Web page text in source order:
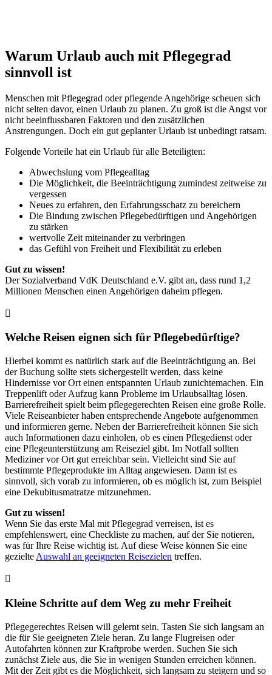
Warum Urlaub auch mit Pflegegrad
sinnvoll ist
Menschen mit Pflegegrad oder pflegende Angehörige scheuen sich
nicht selten davor, einen Urlaub zu planen. Zu groß ist die Angst vor
nicht beeinflussbaren Faktoren und den zusätzlichen
Anstrengungen. Doch ein gut geplanter Urlaub ist unbedingt ratsam.
Folgende Vorteile hat ein Urlaub für alle Beteiligten:
Abwechslung vom Pflegealltag
Die Möglichkeit, die Beeinträchtigung zumindest zeitweise zu
vergessen
Neues zu erfahren, den Erfahrungsschatz zu bereichern
Die Bindung zwischen Pflegebedürftigen und Angehörigen
zu stärken
wertvolle Zeit miteinander zu verbringen
das Gefühl von Freiheit und Flexibilität zu erleben
Gut zu wissen!
Der Sozialverband VdK Deutschland e.V. gibt an, dass rund 1,2
Millionen Menschen einen Angehörigen daheim pflegen.
Welche Reisen eignen sich für Pflegebedürftige?
Hierbei kommt es natürlich stark auf die Beeinträchtigung an. Bei
der Buchung sollte stets sichergestellt werden, dass keine
Hindernisse vor Ort einen entspannten Urlaub zunichtemachen. Ein
Treppenlift oder Aufzug kann Probleme im Urlaubsalltag lösen.
Barrierefreiheit spielt beim pflegegerechten Reisen eine große Rolle.
Viele Reiseanbieter haben entsprechende Angebote aufgenommen
und informieren gerne. Neben der Barrierefreiheit können Sie sich
auch Informationen dazu einholen, ob es einen Pflegedienst oder
eine Pflegeunterstützung am Reiseziel gibt. Im Notfall sollten
Mediziner vor Ort gut erreichbar sein. Vielleicht sind Sie auf
bestimmte Pflegeprodukte im Alltag angewiesen. Dann ist es
sinnvoll, sich vorab zu informieren, ob es möglich ist, zum Beispiel
eine Dekubitusmatratze mitzunehmen.
Gut zu wissen!
Wenn Sie das erste Mal mit Pflegegrad verreisen, ist es
empfehlenswert, eine Checkliste zu machen, auf der Sie notieren,
was für Ihre Reise wichtig ist. Auf diese Weise können Sie eine
gezielte Auswahl an geeigneten Reisezielen treffen.
Kleine Schritte auf dem Weg zu mehr Freiheit
Pflegegerechtes Reisen will gelernt sein. Tasten Sie sich langsam an
die für Sie geeigneten Ziele heran. Zu lange Flugreisen oder
Autofahrten können zur Kraftprobe werden. Suchen Sie sich
zunächst Ziele aus, die Sie in wenigen Stunden erreichen können.
Mit der Zeit gibt es die Möglichkeit, sich langsam zu steigern und so